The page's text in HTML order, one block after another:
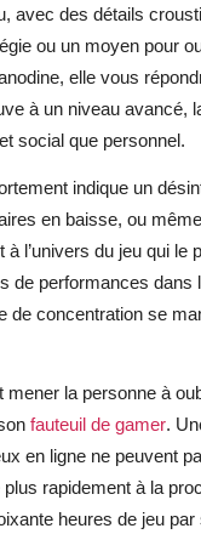
avec des détails
ou un moyen pour
elle vous
à un niveau
social que personnel.
indique un
en baisse, ou
du jeu qui le
performances
concentration se
la personne à
fauteuil de gamer.
en ligne ne peuvent
rapidement à la
heures de jeu